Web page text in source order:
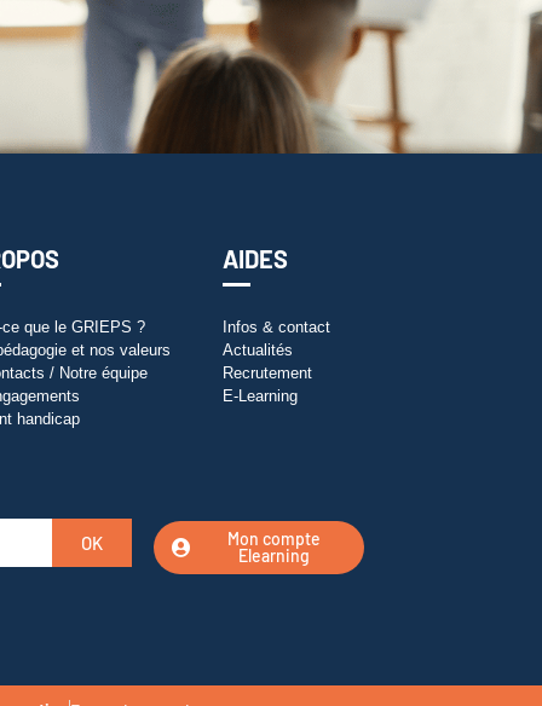
AIDES
que le GRIEPS ?
et nos valeurs
/ Notre équipe
handicap
Infos & contact
Actualités
Recrutement
E-Learning
OK
Mon compte
Elearning